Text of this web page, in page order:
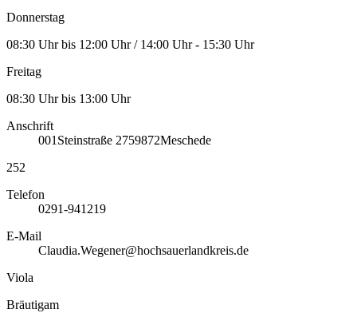
Donnerstag
08:30 Uhr bis 12:00 Uhr / 14:00 Uhr - 15:30 Uhr
Freitag
08:30 Uhr bis 13:00 Uhr
Anschrift
001 Steinstraße 2759872Meschede
252
Telefon
0291-941219
E-Mail
Claudia.Wegener@hochsauerlandkreis.de
Viola
Bräutigam